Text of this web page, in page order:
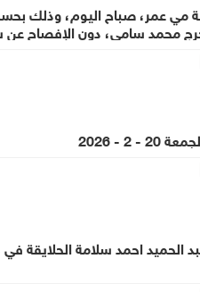
مي عمر، صباح اليوم، وذلك
محمد سامي، دون الإفصاح
2 - 2026
الحميد احمد سلامة الحلايقة